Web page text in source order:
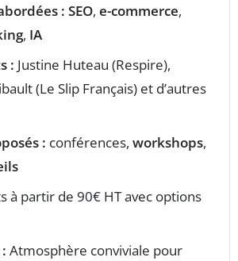
: SEO, e-commerce,
, IA
: Justine Huteau (Respire),
(Le Slip Français) et d’autres
: conférences, workshops,
à partir de 90€ HT avec options
Atmosphère conviviale pour